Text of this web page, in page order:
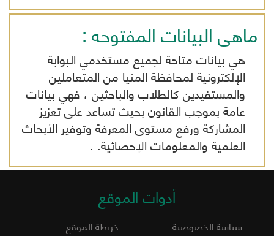
ماهى البيانات المفتوحه :
هي بيانات متاحة لجميع مستخدمي البوابة
الإلكترونية لمحافظة المنيا من المتعاملين
والمستفيدين كالطلاب والباحثين ، فهي بيانات
عامة بموجب القانون بحيث تساعد على تعزيز
المشاركة ورفع مستوى المعرفة وتوفير الأبحاث
العلمية والمعلومات الإحصائية. .
أدوات الموقع
سياسة الخصوصية
خريطة الموقع